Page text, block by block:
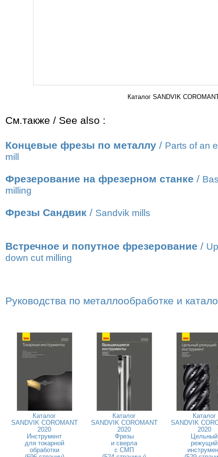
Каталог SANDVIK
См.также / See also :
Концевые фрезы по металлу / Parts of an
mill
Фрезерование на фрезерном станке /
milling
Фрезы Сандвик / Sandvik mills
Встречное и попутное фрезерование /
down cut milling
Руководства по металлообработке и
Каталог
SANDVIK COROMANT
2020
Инструмент
для токарной
обработки
Каталог
SANDVIK COROMANT
2020
Фрезы
и сверла
с СМП
Каталог
SANDVIK
2020
Цельный
режущий